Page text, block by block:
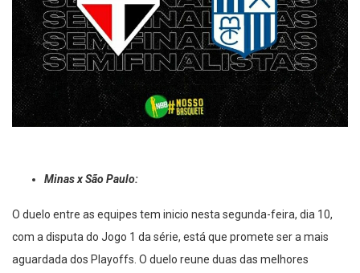
Minas x São Paulo:
O duelo entre as equipes tem inicio nesta segunda-feira, dia 10,
com a disputa do Jogo 1 da série, está que promete ser a mais
aguardada dos Playoffs. O duelo reune duas das melhores